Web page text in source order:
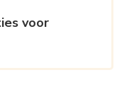
voor